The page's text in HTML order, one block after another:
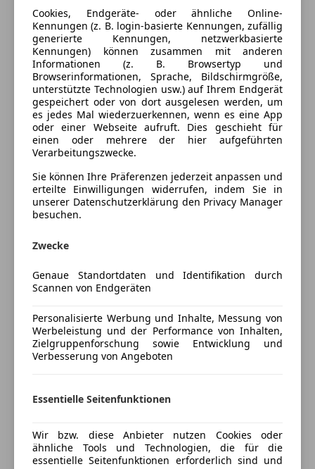
Navigationssystem
Regensensor
Start/Stop-Automatik
Tempomat
Unterhaltung/Media
Android Auto
Bluetooth
Bordcomputer
DAB-Radio
Freisprecheinrichtung
USB
Sicherheit
ABS
ESP
Fahrerairbag
Isofix
Nebelscheinwerfer
Notbremsassistent
Seitenairbag
Tagfahrlicht
Zentralverriegelung mit Funkfernbedienung
Extras
Farbe der
Innenausstattung
Sonstige
Innenausstattung Stoff
Fahrzeugbeschreibung
Raumwunder, Automatikgetriebe, günstig im
Verbrauch Diesel, variabler Kofferraum,
Schiebetüren, Navigation und viele mehr
Vogl & Co – Ihr Mobilitätspartner seit 1919 auf 16
Standorten in der Steiermark, Burgenland und
- Persönliche Beratung durch kompetente
Automobilverkäufer vor Ort
- Von Meisterhand geprüft mit 120 Punkte Check
Fachwerkstätten inkl. Lack- u. Spenglerei,
Reifeneinlagerung, Pickerl
Preisbewertung
Kfz-Versicherung
Cookies, Endgeräte- oder ähnliche Online-
Kennungen (z. B. login-basierte Kennungen, zufällig
generierte Kennungen, netzwerkbasierte
Kennungen) können zusammen mit anderen
Informationen (z. B. Browsertyp und
Browserinformationen, Sprache, Bildschirmgröße,
unterstützte Technologien usw.) auf Ihrem Endgerät
gespeichert oder von dort ausgelesen werden, um
es jedes Mal wiederzuerkennen, wenn es eine App
oder einer Webseite aufruft. Dies geschieht für
einen oder mehrere der hier aufgeführten
Verarbeitungszwecke.
Sie können Ihre Präferenzen jederzeit anpassen und
erteilte Einwilligungen widerrufen, indem Sie in
unserer Datenschutzerklärung den Privacy Manager
besuchen.
Zwecke
Genaue Standortdaten und Identifikation durch
Scannen von Endgeräten
Personalisierte Werbung und Inhalte, Messung von
Werbeleistung und der Performance von Inhalten,
Zielgruppenforschung sowie Entwicklung und
Verbesserung von Angeboten
Essentielle Seitenfunktionen
Wir bzw. diese Anbieter nutzen Cookies oder
ähnliche Tools und Technologien, die für die
essentielle Seitenfunktionen erforderlich sind und